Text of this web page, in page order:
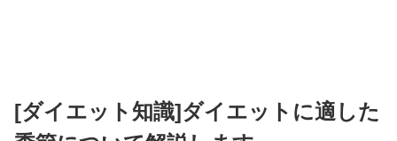
[ダイエット知識]ダイエットに適した